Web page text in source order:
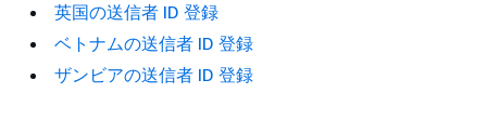
英国の送信者 ID 登録
ベトナムの送信者 ID 登録
ザンビアの送信者 ID 登録